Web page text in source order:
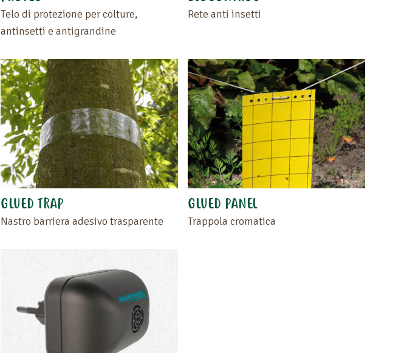
Telo di protezione per colture,
antinsetti e antigrandine
Rete anti insetti
GLUED TRAP
Nastro barriera adesivo trasparente
GLUED PANEL
Trappola cromatica
Trascinate il prodotto o il rivenditore nello spazio